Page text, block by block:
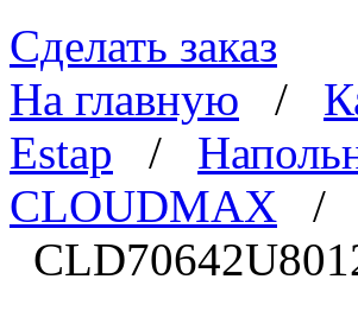
Сделать заказ
На главную /
Estap /
CLOUDMAX /